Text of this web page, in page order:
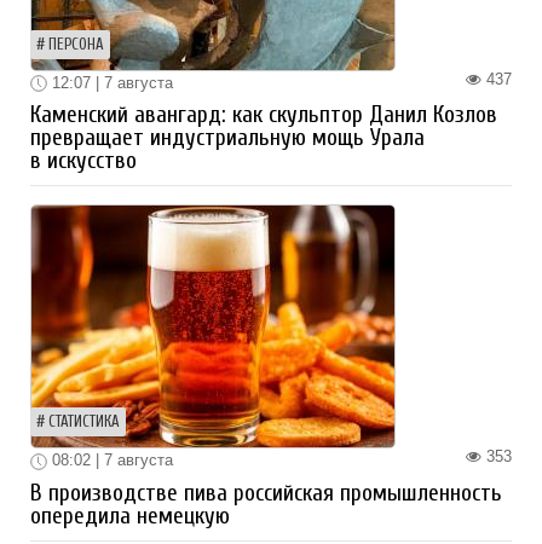
ПЕРСОНА
437
12:07 | 7 августа
Каменский авангард: как скульптор Данил Козлов
превращает индустриальную мощь Урала
в искусство
СТАТИСТИКА
353
08:02 | 7 августа
В производстве пива российская промышленность
опередила немецкую